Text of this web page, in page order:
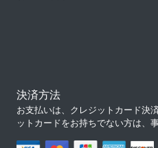
決済方法
お支払いは、クレジットカード決
ットカードをお持ちでない方は、